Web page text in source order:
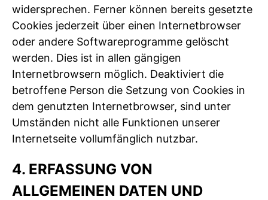
widersprechen. Ferner können bereits gesetzte
Cookies jederzeit über einen Internetbrowser
oder andere Softwareprogramme gelöscht
werden. Dies ist in allen gängigen
Internetbrowsern möglich. Deaktiviert die
betroffene Person die Setzung von Cookies in
dem genutzten Internetbrowser, sind unter
Umständen nicht alle Funktionen unserer
Internetseite vollumfänglich nutzbar.
4. ERFASSUNG VON
ALLGEMEINEN DATEN UND